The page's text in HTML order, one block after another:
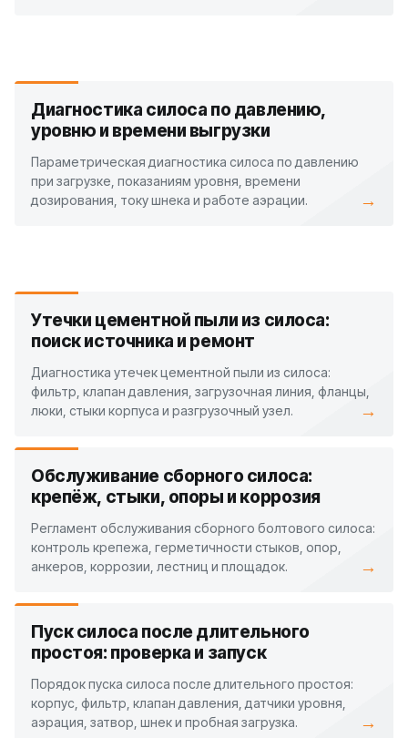
Диагностика силоса по давлению,
уровню и времени выгрузки
Параметрическая диагностика силоса по давлению
при загрузке, показаниям уровня, времени
дозирования, току шнека и работе аэрации.
→
Утечки цементной пыли из силоса:
поиск источника и ремонт
Диагностика утечек цементной пыли из силоса:
фильтр, клапан давления, загрузочная линия, фланцы,
люки, стыки корпуса и разгрузочный узел.
→
Обслуживание сборного силоса:
крепёж, стыки, опоры и коррозия
Регламент обслуживания сборного болтового силоса:
контроль крепежа, герметичности стыков, опор,
анкеров, коррозии, лестниц и площадок.
→
Пуск силоса после длительного
простоя: проверка и запуск
Порядок пуска силоса после длительного простоя:
корпус, фильтр, клапан давления, датчики уровня,
аэрация, затвор, шнек и пробная загрузка.
→